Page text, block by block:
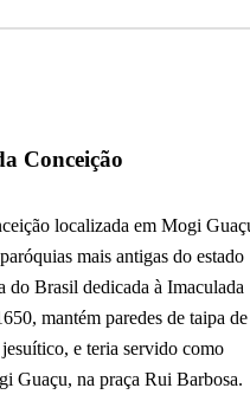
Conceição
localizada em Mogi
mais antigas do estado
do Brasil dedicada à Imaculada
mantém paredes de taipa de
e teria servido como
Guaçu, na praça Rui Barbosa.